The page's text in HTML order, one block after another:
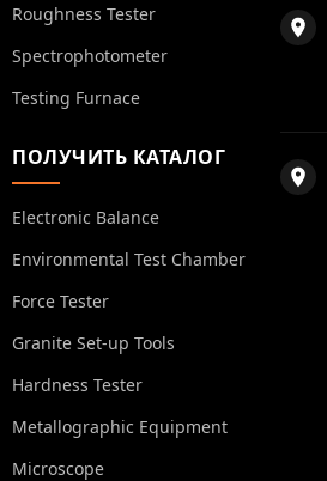
Roughness Tester
Spectrophotometer
Testing Furnace
ПОЛУЧИТЬ КАТАЛОГ
Electronic Balance
Environmental Test Chamber
Force Tester
Granite Set-up Tools
Hardness Tester
Metallographic Equipment
Microscope